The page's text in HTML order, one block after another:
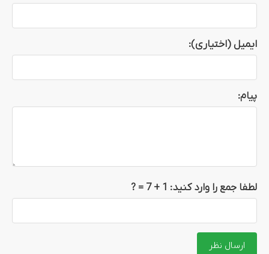
ایمیل (اختیاری):
پیام:
لطفا جمع را وارد کنید: 1 + 7
= ?